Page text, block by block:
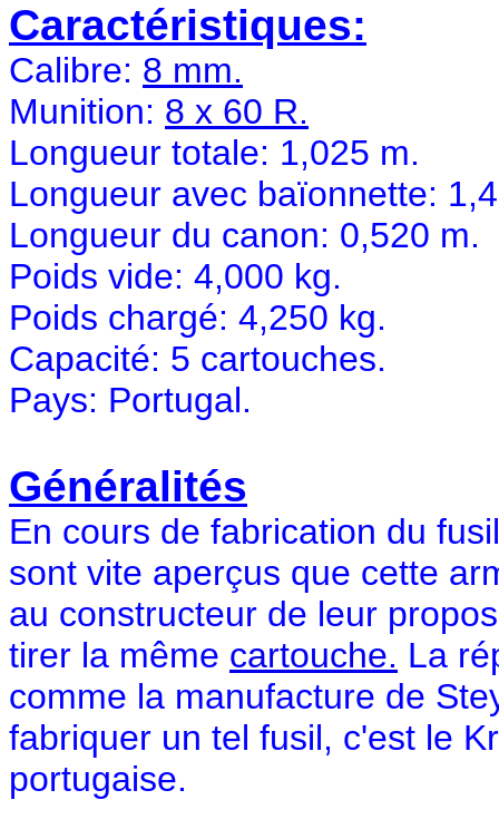
Caractéristiques:
Calibre: 8 mm.
Munition: 8 x 60 R.
Longueur totale: 1,025 m.
Longueur avec baïonnette:
Longueur du canon: 0,520 m.
Poids vide: 4,000 kg.
Poids chargé: 4,250 kg.
Capacité: 5 cartouches.
Pays: Portugal.
Généralités
En cours de fabrication du
sont vite aperçus que cette
au constructeur de leur
tirer la même cartouche. La
comme la manufacture de
fabriquer un tel fusil, c'est le
portugaise.